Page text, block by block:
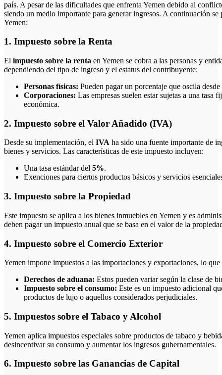
país. A pesar de las dificultades que enfrenta Yemen debido al
siendo un medio importante para generar ingresos. A continuación
Yemen:
1. Impuesto sobre la Renta
El impuesto sobre la renta en Yemen se cobra a las personas y
dependiendo del tipo de ingreso y el estatus del contribuyente:
Personas físicas: Pueden pagar un porcentaje que oscila
Corporaciones: Las empresas suelen estar sujetas a una tasa
económica.
2. Impuesto sobre el Valor Añadido (IVA)
Desde su implementación, el IVA ha sido una fuente importante de
bienes y servicios. Las características de este impuesto incluyen:
Una tasa estándar del 5%.
Exenciones para ciertos productos básicos y servicios
3. Impuesto sobre la Propiedad
Este impuesto se aplica a los bienes inmuebles en Yemen y es
deben pagar un impuesto anual que se basa en el valor de la
4. Impuesto sobre el Comercio Exterior
Yemen impone impuestos a las importaciones y exportaciones, lo
Derechos de aduana: Estos pueden variar según la clase de
Impuesto sobre el consumo: Este es un impuesto adicional
productos de lujo o aquellos considerados perjudiciales.
5. Impuestos sobre el Tabaco y Alcohol
Yemen aplica impuestos especiales sobre productos de tabaco y
desincentivar su consumo y aumentar los ingresos gubernamentales.
6. Impuesto sobre las Ganancias de Capital